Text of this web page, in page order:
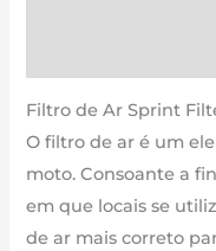
de
2014
até
2016
Filtro de Ar Sprint
O filtro de ar é um
moto. Consoante a
em que locais se
de ar mais correto